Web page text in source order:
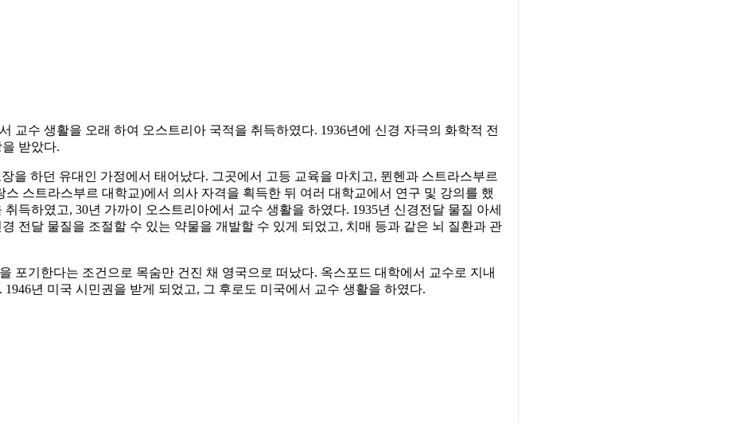
교수 생활을 오래 하여 오스트리아 국적을 취득하였다. 1936년에 신경 자극의 화학적 전
받았다.
을 하던 유대인 가정에서 태어났다. 그곳에서 고등 교육을 마치고, 뮌헨과 스트라스부르
스트라스부르 대학교)에서 의사 자격을 획득한 뒤 여러 대학교에서 연구 및 강의를 했
득하였고, 30년 가까이 오스트리아에서 교수 생활을 하였다. 1935년 신경전달 물질 아세
전달 물질을 조절할 수 있는 약물을 개발할 수 있게 되었고, 치매 등과 같은 뇌 질환과 관
포기한다는 조건으로 목숨만 건진 채 영국으로 떠났다. 옥스포드 대학에서 교수로 지내
년 미국 시민권을 받게 되었고, 그 후로도 미국에서 교수 생활을 하였다.